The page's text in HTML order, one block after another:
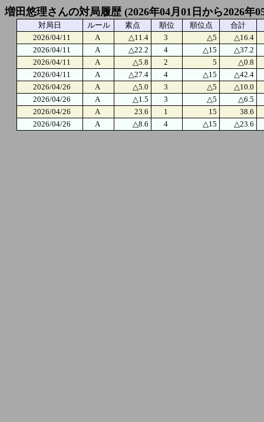
増田悠理さんの対局履歴 (2026年04月01日から2026年
対局日 ルール 素点 順位 順位点
合計
2026/04/11
A △11.4 3 △5
△16.4
2026/04/11
A △22.2 4 △15
△37.2
2026/04/11
A △5.8 2 5
△0.8
2026/04/11
A △27.4 4 △15
△42.4
2026/04/26
A △5.0 3 △5
△10.0
2026/04/26
A △1.5 3 △5
△6.5
2026/04/26
A 23.6 1 15
38.6
2026/04/26
A △8.6 4 △15 △23.6